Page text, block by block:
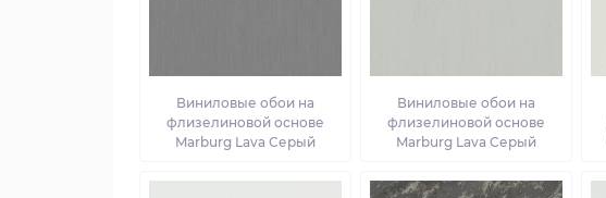
Виниловые обои на
флизелиновой основе
Marburg Lava Серый
Виниловые обои на
флизелиновой основе
Marburg Lava Серый